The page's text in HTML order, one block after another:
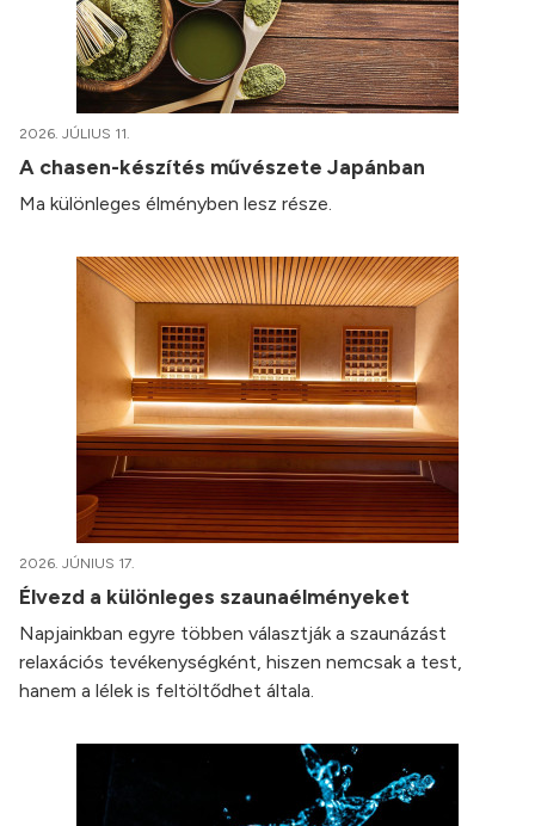
2026. JÚLIUS 11.
A chasen-készítés művészete Japánban
Ma különleges élményben lesz része.
2026. JÚNIUS 17.
Élvezd a különleges szaunaélményeket
Napjainkban egyre többen választják a szaunázást
relaxációs tevékenységként, hiszen nemcsak a test,
hanem a lélek is feltöltődhet általa.